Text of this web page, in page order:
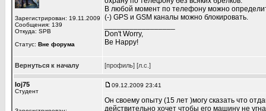
Зарегистрирован: 19.11.2009
Сообщения: 139
Откуда: SPB
Статус: Вне форума
В любой момент по телефону можно
(-) GPS и GSM каналы можно блокировать.
Don't Worry,
Be Happy!
Вернуться к началу [профиль] [л.с.]
Ioj75
Студент
09.12.2009 23:41
Он своему опыту (15 лет )могу сказать что
действительно хочет чтобы его машину не